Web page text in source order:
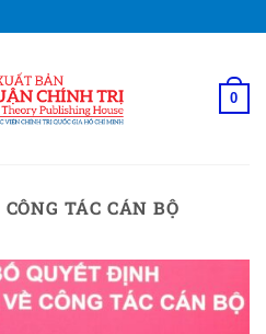
0
CÔNG TÁC CÁN BỘ